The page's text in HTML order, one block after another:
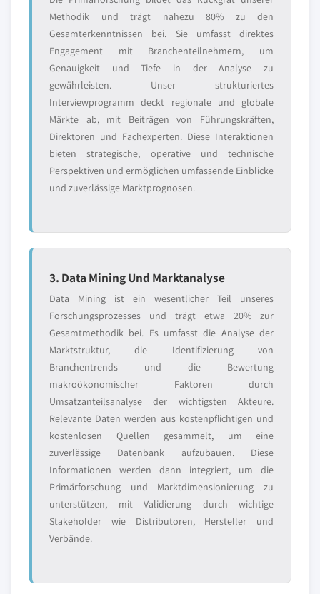
Methodik und trägt nahezu 80% zu den
Gesamterkenntnissen bei. Sie umfasst direktes
Engagement mit Branchenteilnehmern, um
Genauigkeit und Tiefe in der Analyse zu
gewährleisten. Unser strukturiertes
Interviewprogramm deckt regionale und globale
Märkte ab, mit Beiträgen von Führungskräften,
Direktoren und Fachexperten. Diese Interaktionen
bieten strategische, operative und technische
Perspektiven und ermöglichen umfassende Einblicke
und zuverlässige Marktprognosen.
3. Data Mining Und Marktanalyse
Data Mining ist ein wesentlicher Teil unseres
Forschungsprozesses und trägt etwa 20% zur
Gesamtmethodik bei. Es umfasst die Analyse der
Marktstruktur, die Identifizierung von
Branchentrends und die Bewertung
makroökonomischer Faktoren durch
Umsatzanteilsanalyse der wichtigsten Akteure.
Relevante Daten werden aus kostenpflichtigen und
kostenlosen Quellen gesammelt, um eine
zuverlässige Datenbank aufzubauen. Diese
Informationen werden dann integriert, um die
Primärforschung und Marktdimensionierung zu
unterstützen, mit Validierung durch wichtige
Stakeholder wie Distributoren, Hersteller und
Verbände.